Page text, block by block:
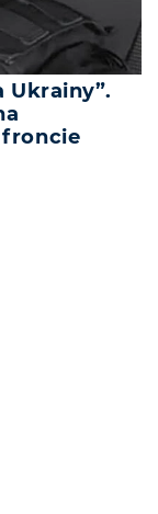
Ukrainy”.
froncie